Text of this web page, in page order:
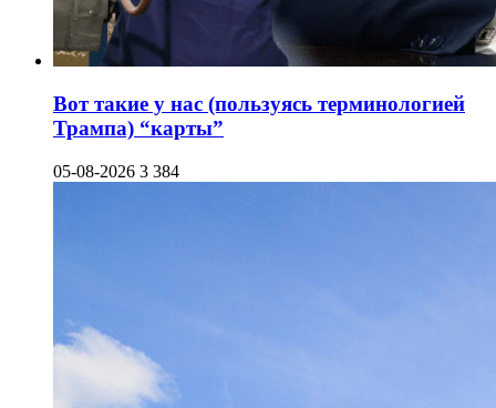
Вот такие у нас (пользуясь терминологией
Трампа) “карты”
05-08-2026 3 384